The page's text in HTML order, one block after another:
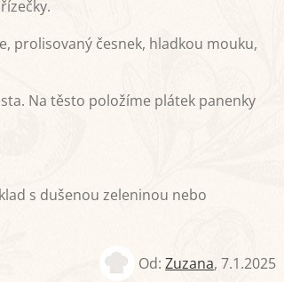
prolisovaný česnek, hladkou mouku,
Na těsto položíme plátek panenky
s dušenou zeleninou nebo
Od:Zuzana,7.1.2025